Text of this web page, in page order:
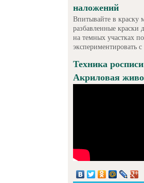
наложений
Впитывайте в краску
разбавленные краски
на темных участках
экспериментировать
Техника
Акриловая